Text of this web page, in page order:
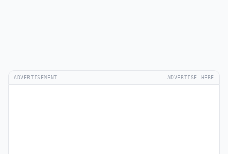
ADVERTISEMENT ADVERTISE HERE